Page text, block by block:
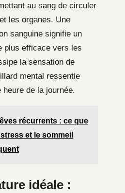
au sang de circuler
les organes. Une
sanguine signifie un
plus efficace vers les
la sensation de
mental ressentie
de la journée.
récurrents : ce que
et le sommeil
idéale :